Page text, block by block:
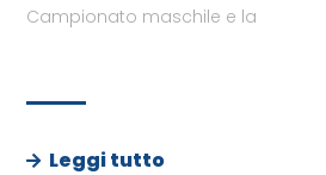
Campionato maschile e la
Leggi tutto